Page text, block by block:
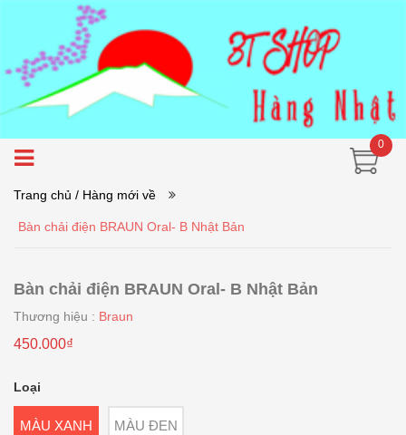
0
Trang chủ / Hàng mới về
Bàn chải điện BRAUN Oral- B Nhật Bản
Bàn chải điện BRAUN Oral- B Nhật Bản
Thương hiệu : Braun
450.000₫
Loại
MÀU XANH MÀU ĐEN